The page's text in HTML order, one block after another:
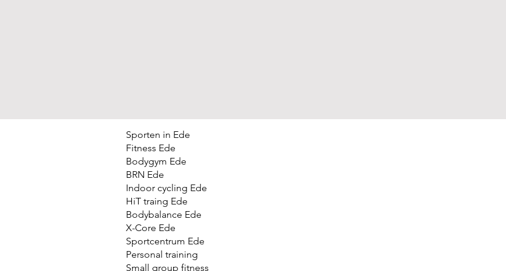
Sporten in Ede
Fitness Ede
Bodygym Ede
BRN Ede
Indoor cycling Ede
HiT traing Ede
Bodybalance Ede
X-Core Ede
Sportcentrum Ede
Personal training
Small group fitness